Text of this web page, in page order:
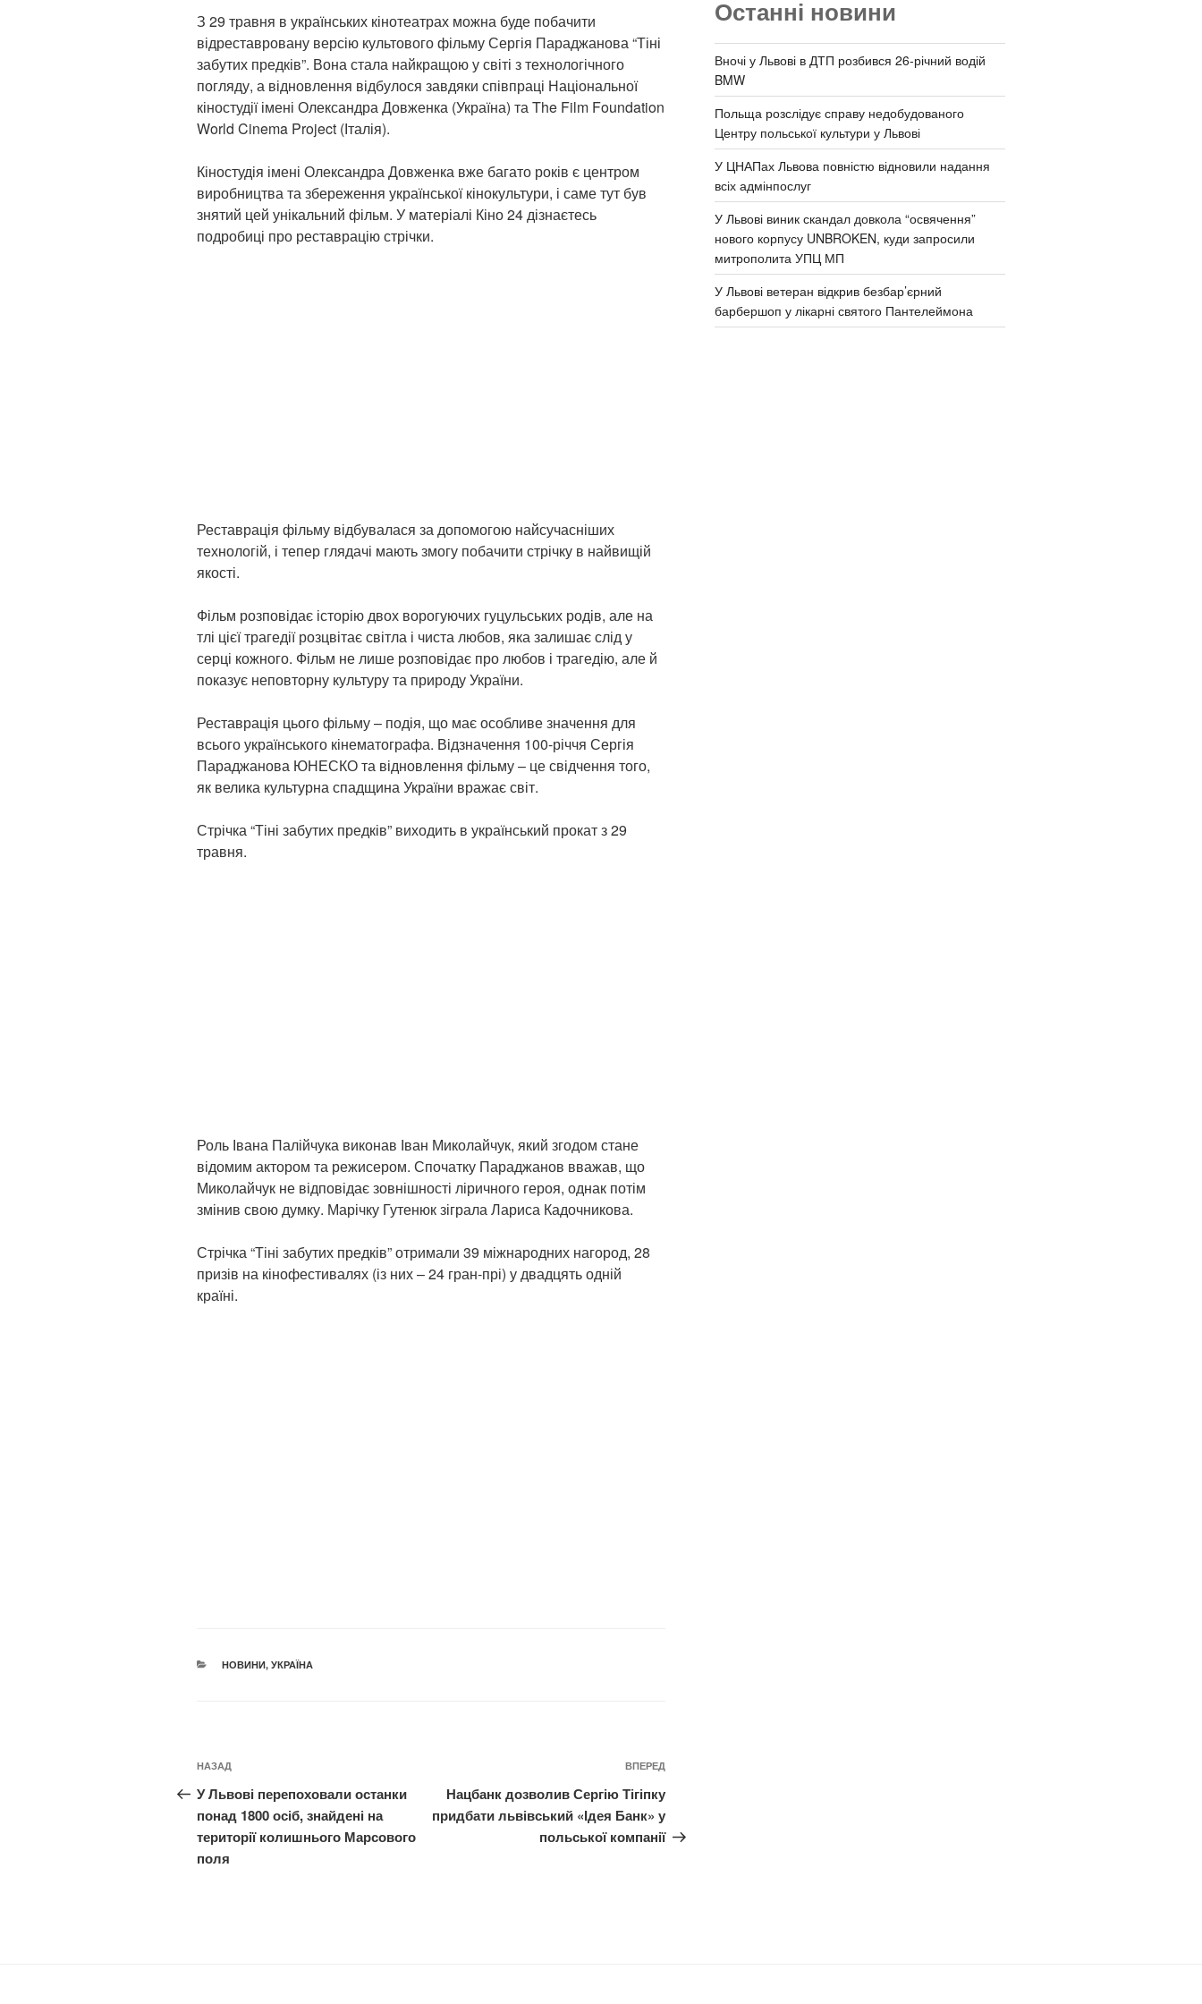
З 29 травня в українських кінотеатрах можна буде побачити
відреставровану версію культового фільму Сергія Параджанова “Тіні
забутих предків”. Вона стала найкращою у світі з технологічного
погляду, а відновлення відбулося завдяки співпраці Національної
кіностудії імені Олександра Довженка (Україна) та The Film Foundation
World Cinema Project (Італія).
Кіностудія імені Олександра Довженка вже багато років є центром
виробництва та збереження української кінокультури, і саме тут був
знятий цей унікальний фільм. У матеріалі Кіно 24 дізнаєтесь
подробиці про реставрацію стрічки.
Реставрація фільму відбувалася за допомогою найсучасніших
технологій, і тепер глядачі мають змогу побачити стрічку в найвищій
якості.
Фільм розповідає історію двох ворогуючих гуцульських родів, але на
тлі цієї трагедії розцвітає світла і чиста любов, яка залишає слід у
серці кожного. Фільм не лише розповідає про любов і трагедію, але й
показує неповторну культуру та природу України.
Реставрація цього фільму – подія, що має особливе значення для
всього українського кінематографа. Відзначення 100-річчя Сергія
Параджанова ЮНЕСКО та відновлення фільму – це свідчення того,
як велика культурна спадщина України вражає світ.
Стрічка “Тіні забутих предків” виходить в український прокат з 29
травня.
Роль Івана Палійчука виконав Іван Миколайчук, який згодом стане
відомим актором та режисером. Спочатку Параджанов вважав, що
Миколайчук не відповідає зовнішності ліричного героя, однак потім
змінив свою думку. Марічку Гутенюк зіграла Лариса Кадочникова.
Стрічка “Тіні забутих предків” отримали 39 міжнародних нагород, 28
призів на кінофестивалях (із них – 24 гран-прі) у двадцять одній
країні.
КАТЕГОРІЇ
НОВИНИ, УКРАЇНА
Навігація
записів
Попередній
запис:
НАЗАД
У Львові перепоховали останки
понад 1800 осіб, знайдені на
території колишнього Марсового
поля
Наступний
запис
ВПЕРЕД
Нацбанк дозволив Сергію Тігіпку
придбати львівський «Ідея Банк» у
польської компанії
Останні новини
Вночі у Львові в ДТП розбився 26-річний водій
BMW
Польща розслідує справу недобудованого
Центру польської культури у Львові
У ЦНАПах Львова повністю відновили надання
всіх адмінпослуг
У Львові виник скандал довкола “освячення”
нового корпусу UNBROKEN, куди запросили
митрополита УПЦ МП
У Львові ветеран відкрив безбар’єрний
барбершоп у лікарні святого Пантелеймона